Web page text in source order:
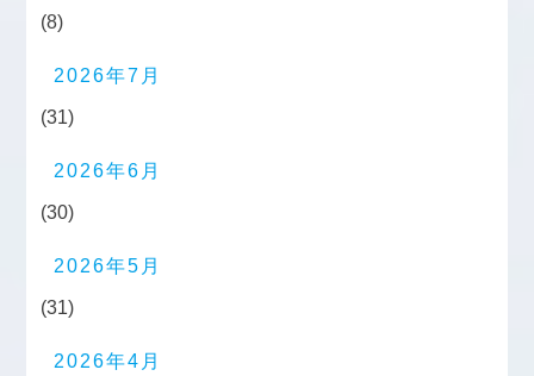
(8)
2026年7月
(31)
2026年6月
(30)
2026年5月
(31)
2026年4月